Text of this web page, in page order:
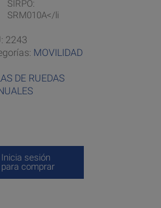
SIRPO:
SRM010A</li
2243
MOVILIDAD
DE RUEDAS
Inicia sesión
para comprar